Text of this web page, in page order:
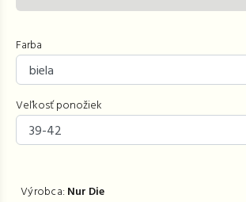
Farba
Veľkosť ponožiek
Výrobca: Nur Die